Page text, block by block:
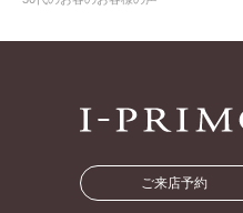
ご来店予約